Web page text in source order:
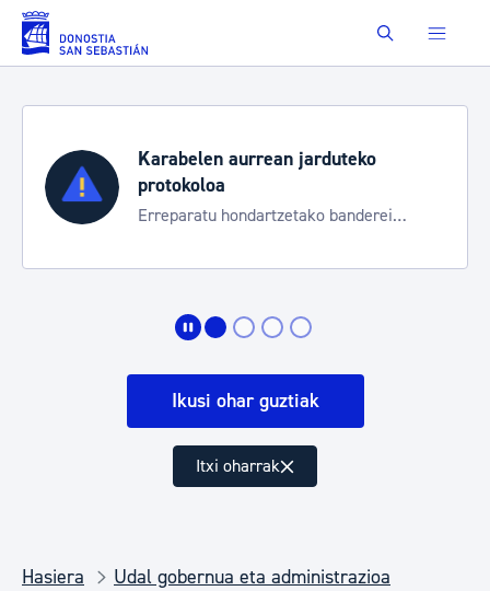
Eduki nagusira joan Buscar
Karabelen aurrean jarduteko
protokoloa
Erreparatu hondartzetako banderei
Ikusi ohar guztiak
Itxi oharrak
Hasiera
Udal gobernua eta administrazioa